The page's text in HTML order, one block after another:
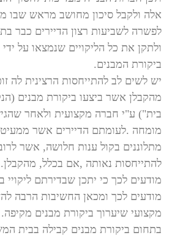
אלה ולקבל סיכון מחושב מראש שבו
לפשרה לשביעות רצון הדיירים כבר
ולתקן את כל הליקויים שנמצאו על
ביקורת המבנים.
יש לשים לב להתייחסות הרצינית לה
מהקבלן אשר ביצעו ביקורת מבנים
בית") ע"י חברה מקצועית ולאחר
מומחה .לעומתם הדיירים אשר
מתלוננים בקול ענות חלושה, אשר
להתייחסות נאותה ,אם בכלל, מהקבלן.
מודעים לכך כי יתכן שבדירתם ליקויי
מודעים לכך ומכאן החשיבות הרבה
מקצועי שיערוך ביקורת מבנים
בתחום ביקורת מבנים קבילה בבית